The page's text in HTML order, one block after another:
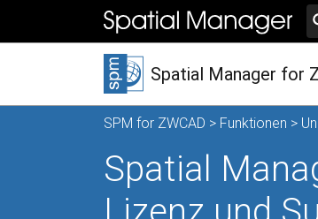
Spatial Manager for
SPM for ZWCAD > Funktionen >
Spatial